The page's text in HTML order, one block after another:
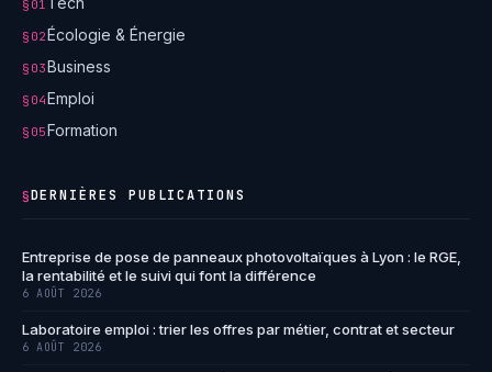
§01
§02Écologie & Énergie
§03Business
§04Emploi
§05Formation
§DERNIÈRES PUBLICATIONS
Entreprise de pose de panneaux photovoltaïques à Lyon : le RGE,
la rentabilité et le suivi qui font la différence
6 AOÛT 2026
Laboratoire emploi : trier les offres par métier, contrat et secteur
6 AOÛT 2026